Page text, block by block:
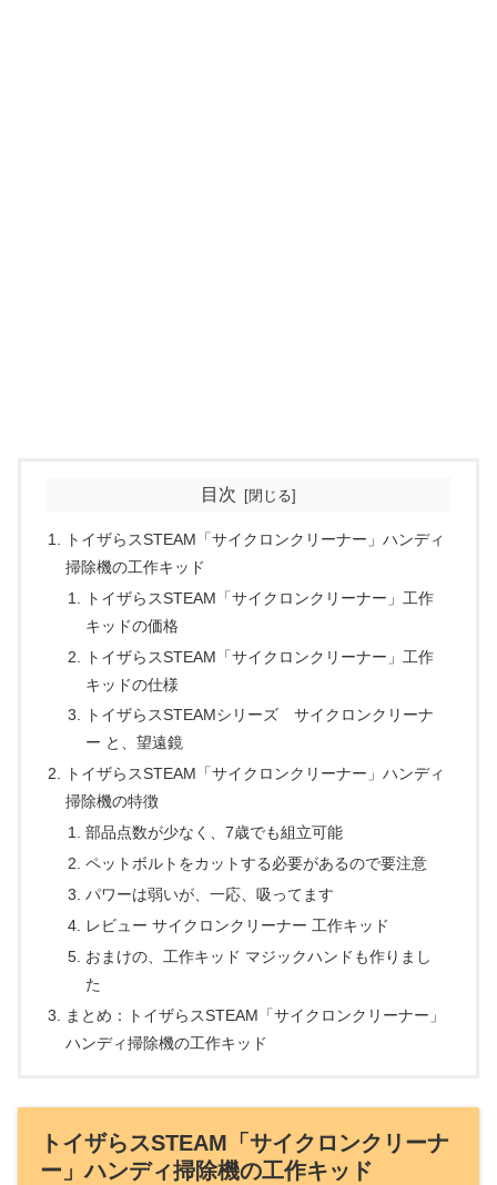
目次
トイザらスSTEAM「サイクロンクリーナー」ハンディ
掃除機の工作キッド
トイザらスSTEAM「サイクロンクリーナー」工作
キッドの価格
トイザらスSTEAM「サイクロンクリーナー」工作
キッドの仕様
トイザらスSTEAMシリーズ サイクロンクリーナ
ー と、望遠鏡
トイザらスSTEAM「サイクロンクリーナー」ハンディ
掃除機の特徴
部品点数が少なく、7歳でも組立可能
ペットボルトをカットする必要があるので要注意
パワーは弱いが、一応、吸ってます
レビュー サイクロンクリーナー 工作キッド
おまけの、工作キッド マジックハンドも作りまし
た
まとめ：トイザらスSTEAM「サイクロンクリーナー」
ハンディ掃除機の工作キッド
トイザらスSTEAM「サイクロンクリーナ
ー」ハンディ掃除機の工作キッド